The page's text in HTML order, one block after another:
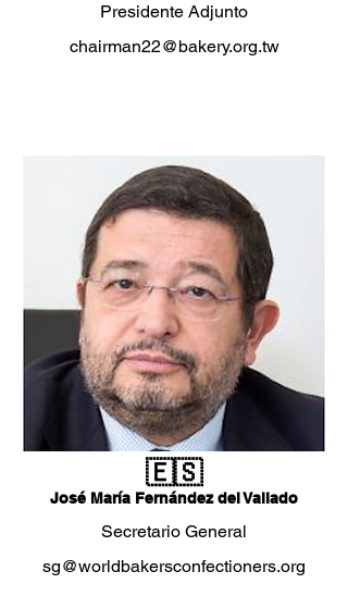
Presidente Adjunto
chairman22@bakery.org.tw
🇪🇸
José María Fernández del Vallado
Secretario General
sg@worldbakersconfectioners.org